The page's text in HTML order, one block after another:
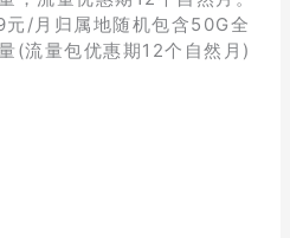
/月归属地随机包含50G全
(流量包优惠期12个自然月)